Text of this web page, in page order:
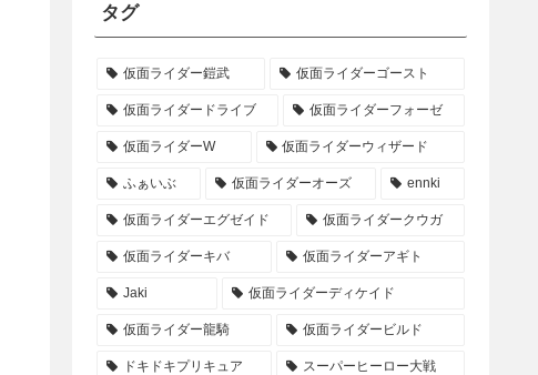
タグ
仮面ライダー鎧武 仮面ライダーゴースト
仮面ライダードライブ 仮面ライダーフォーゼ
仮面ライダーW 仮面ライダーウィザード
ふぁいぶ 仮面ライダーオーズ ennki
仮面ライダーエグゼイド 仮面ライダークウガ
仮面ライダーキバ 仮面ライダーアギト
Jaki 仮面ライダーディケイド
仮面ライダー龍騎 仮面ライダービルド
ドキドキプリキュア スーパーヒーロー大戦